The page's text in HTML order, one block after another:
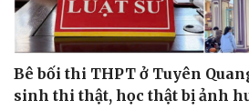
Âm nhạc
Di sản
Sao
Bê bối thi THPT ở Tuyên
sinh thi thật, học thật bị ảnh